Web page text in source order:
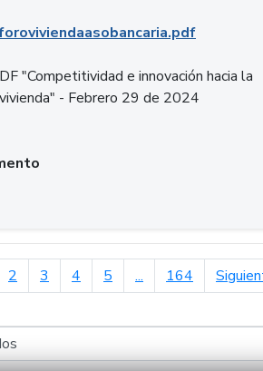
"Competitividad e innovación hacia la
- Febrero 29 de 2024
2 3 4 5 ... 164